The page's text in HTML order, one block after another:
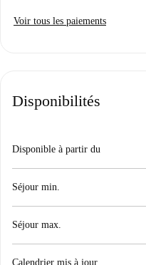
Voir tous les paiements
Disponibilités
Disponible à partir du
Séjour min.
Séjour max.
Calendrier mis à jour